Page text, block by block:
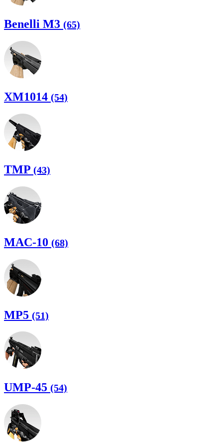
Benelli M3 (65)
XM1014 (54)
TMP (43)
MAC-10 (68)
MP5 (51)
UMP-45 (54)